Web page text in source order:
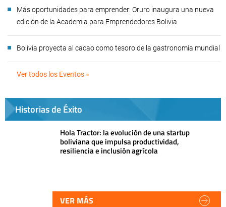
Más oportunidades para emprender: Oruro inaugura una nueva
edición de la Academia para Emprendedores Bolivia
Bolivia proyecta al cacao como tesoro de la gastronomía mundial
Ver todos los Eventos »
Historias de Éxito
Hola Tractor: la evolución de una startup
boliviana que impulsa productividad,
resiliencia e inclusión agrícola
VER MÁS